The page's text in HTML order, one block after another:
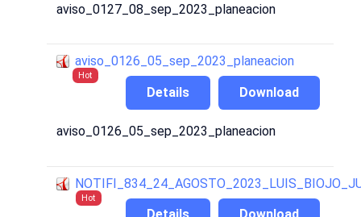
aviso_0127_08_sep_2023_planeacion
aviso_0126_05_sep_2023_planeacion
Hot
Download
Details
aviso_0126_05_sep_2023_planeacion
Hot